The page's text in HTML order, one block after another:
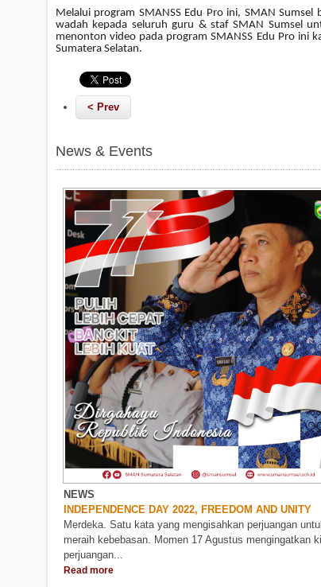
Melalui program SMANSS Edu Pro ini, SMAN
wadah kepada seluruh guru & staf SMAN Sumsel
menonton video pada program SMANSS Edu Pro ini
Sumatera Selatan.
< Prev
News & Events
NEWS
INDEPENDENCE DAY 2022, FREEDOM AND UNITY
Merdeka. Satu kata yang mengisahkan perjuangan
meraih kebebasan. Momen 17 Agustus mengingatkan
perjuangan...
Read more